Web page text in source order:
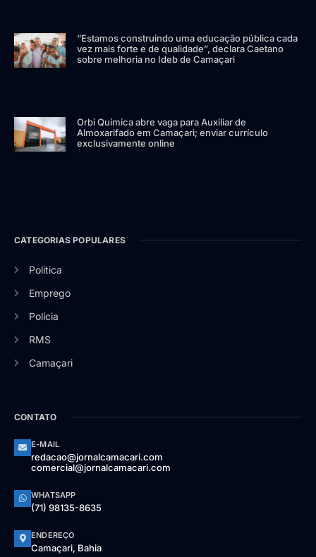
“Estamos construindo uma educação pública cada
vez mais forte e de qualidade”, declara Caetano
sobre melhoria no Ideb de Camaçari
Orbi Química abre vaga para Auxiliar de
Almoxarifado em Camaçari; enviar currículo
exclusivamente online
CATEGORIAS POPULARES
Política
Emprego
Polícia
RMS
Camaçari
CONTATO
E-MAIL
redacao@jornalcamacari.com
comercial@jornalcamacari.com
WHATSAPP
(71) 98135-8635
ENDEREÇO
Camaçari, Bahia